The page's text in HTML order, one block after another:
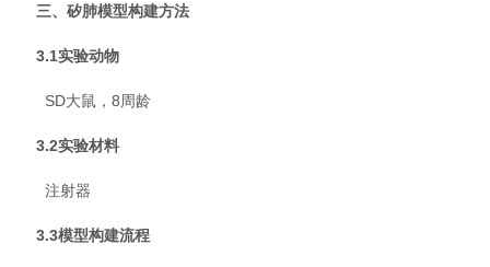
三、矽肺模型构建方法
3.1实验动物
SD大鼠，8周龄
3.2实验材料
注射器
3.3模型构建流程